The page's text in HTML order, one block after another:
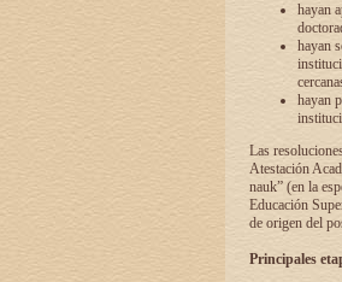
hayan
hayan
hayan
Las
Atestación
nauk” (en la
Educación
de origen del
Principales